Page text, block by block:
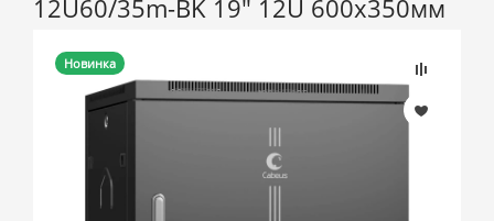
12U60/35m-BK 19" 12U 600x350мм
Новинка